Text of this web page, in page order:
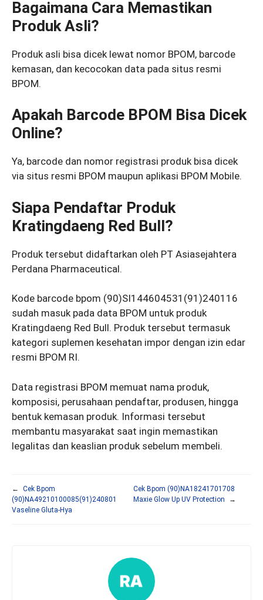
Bagaimana Cara Memastikan
Produk Asli?
Produk asli bisa dicek lewat nomor BPOM, barcode
kemasan, dan kecocokan data pada situs resmi
BPOM.
Apakah Barcode BPOM Bisa Dicek
Online?
Ya, barcode dan nomor registrasi produk bisa dicek
via situs resmi BPOM maupun aplikasi BPOM Mobile.
Siapa Pendaftar Produk
Kratingdaeng Red Bull?
Produk tersebut didaftarkan oleh PT Asiasejahtera
Perdana Pharmaceutical.
Kode barcode bpom (90)SI144604531(91)240116
sudah masuk pada data BPOM untuk produk
Kratingdaeng Red Bull. Produk tersebut termasuk
kategori suplemen kesehatan impor dengan izin edar
resmi BPOM RI.
Data registrasi BPOM memuat nama produk,
komposisi, perusahaan pendaftar, produsen, hingga
bentuk kemasan produk. Informasi tersebut
membantu masyarakat saat ingin memastikan
legalitas dan keaslian produk sebelum membeli.
←
Cek Bpom
(90)NA49210100085(91)240801
Vaseline Gluta-Hya
Cek Bpom (90)NA18241701708
Maxie Glow Up UV Protection
→